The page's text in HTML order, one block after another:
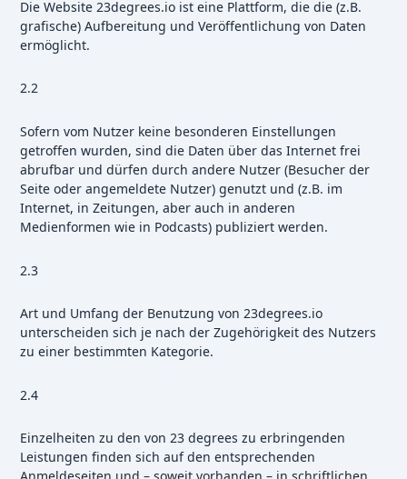
Die Website 23degrees.io ist eine Plattform, die die (z.B.
grafische) Aufbereitung und Veröffentlichung von Daten
ermöglicht.
2.2
Sofern vom Nutzer keine besonderen Einstellungen
getroffen wurden, sind die Daten über das Internet frei
abrufbar und dürfen durch andere Nutzer (Besucher der
Seite oder angemeldete Nutzer) genutzt und (z.B. im
Internet, in Zeitungen, aber auch in anderen
Medienformen wie in Podcasts) publiziert werden.
2.3
Art und Umfang der Benutzung von 23degrees.io
unterscheiden sich je nach der Zugehörigkeit des Nutzers
zu einer bestimmten Kategorie.
2.4
Einzelheiten zu den von 23 degrees zu erbringenden
Leistungen finden sich auf den entsprechenden